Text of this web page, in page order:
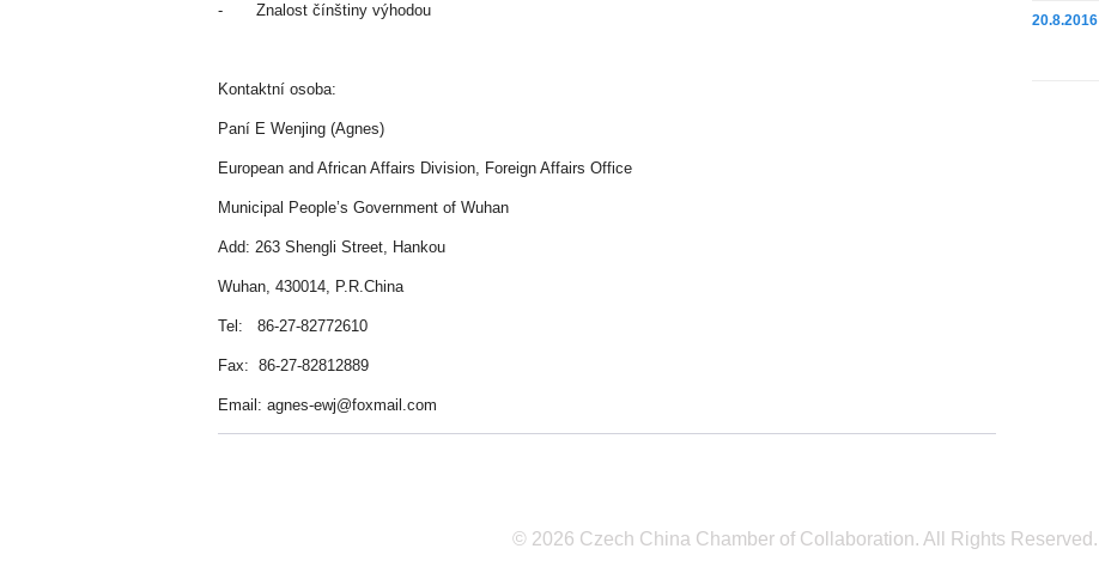
- Znalost čínštiny výhodou
Kontaktní osoba:
Paní E Wenjing (Agnes)
European and African Affairs Division, Foreign Affairs Office
Municipal People’s Government of Wuhan
Add: 263 Shengli Street, Hankou
Wuhan, 430014, P.R.China
Tel: 86-27-82772610
Fax: 86-27-82812889
Email: agnes-ewj@foxmail.com
20.8.2016
© 2026 Czech China Chamber of Collaboration. All Rights Reserved.